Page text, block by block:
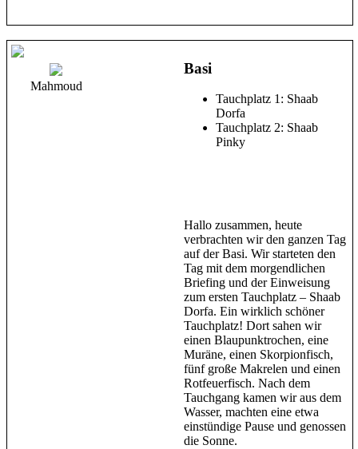
Mahmoud
Basi
Tauchplatz 1: Shaab
Dorfa
Tauchplatz 2: Shaab
Pinky
Hallo zusammen, heute
verbrachten wir den ganzen Tag
auf der Basi. Wir starteten den
Tag mit dem morgendlichen
Briefing und der Einweisung
zum ersten Tauchplatz – Shaab
Dorfa. Ein wirklich schöner
Tauchplatz! Dort sahen wir
einen Blaupunktrochen, eine
Muräne, einen Skorpionfisch,
fünf große Makrelen und einen
Rotfeuerfisch. Nach dem
Tauchgang kamen wir aus dem
Wasser, machten eine etwa
einstündige Pause und genossen
die Sonne.